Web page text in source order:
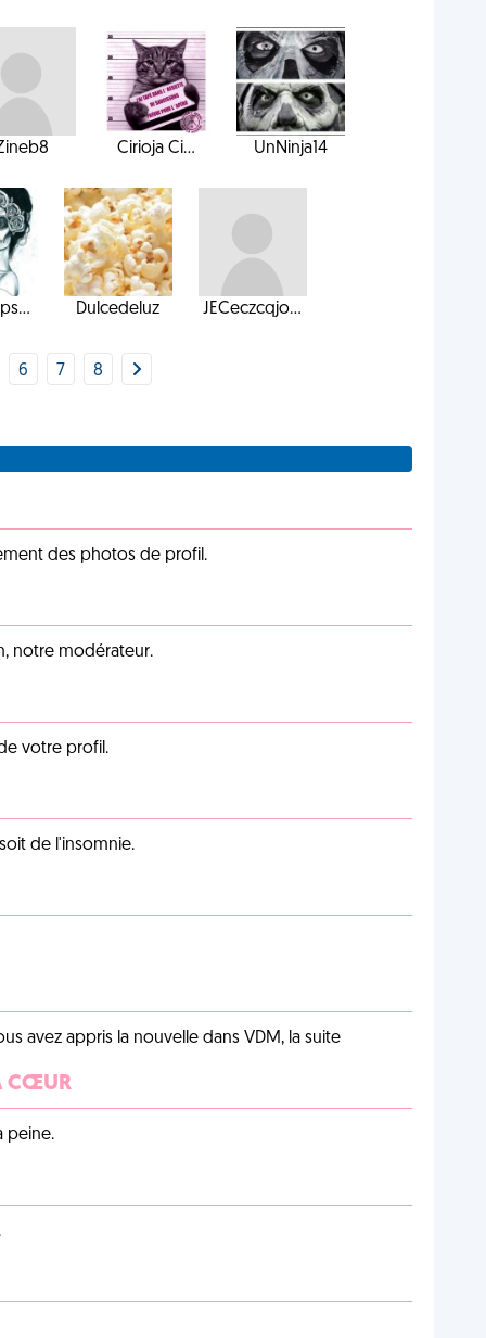
Cirioja Ci... UnNinja14
Dulcedeluz JECeczcqjo...
6 7 8
des photos de profil.
notre modérateur.
votre profil.
de l'insomnie.
avez appris la nouvelle dans VDM, la suite
CŒUR
peine.